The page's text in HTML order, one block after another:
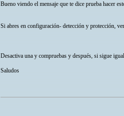
Bueno viendo el mensaje que te dice prueba hacer
Si abres en configuración- detección y protección,
Desactiva una y compruebas y después, si sigue
Saludos